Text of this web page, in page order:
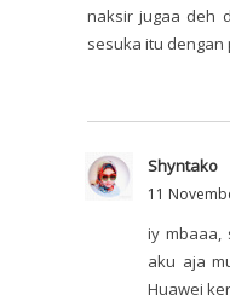
naksir jugaa deh
sesuka itu dengan
Shyntako
11
iy mbaaa,
aku aja
Huawei